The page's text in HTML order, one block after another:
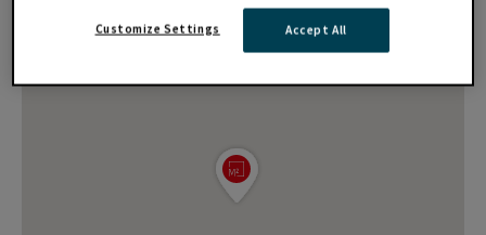
Accept All
Customize Settings